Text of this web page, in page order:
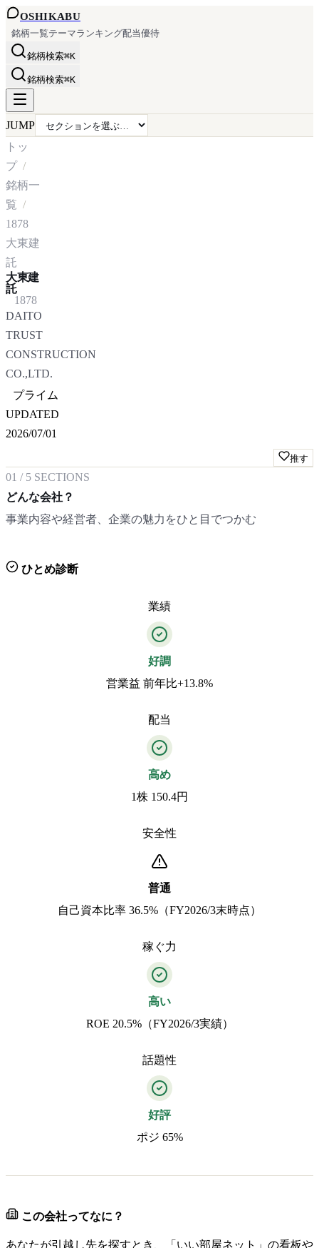
OSHIKABU
銘柄一覧テーマランキング配当優待
銘柄検索⌘K
銘柄検索⌘K
JUMP
トッ
プ
銘柄一
覧
1878
大東建
託
大東建
託
1878
DAITO
TRUST
CONSTRUCTION
CO.,LTD.
プライム
UPDATED
2026/07/01
推す
01 / 5 SECTIONS
どんな会社？
事業内容や経営者、企業の魅力をひと目でつかむ
ひとめ診断
業績
好調
営業益 前年比+13.8%
配当
高め
1株 150.4円
安全性
普通
自己資本比率 36.5%（FY2026/3末時点）
稼ぐ力
高い
ROE 20.5%（FY2026/3実績）
話題性
好評
ポジ 65%
この会社ってなに？
あなたが引越し先を探すとき、「いい部屋ネット」の看板や